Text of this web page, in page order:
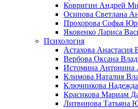
Ковригин Андрей
Осипова Светлана
Прохорова Софья
Яковенко Лариса
Психология
Астахова Анастасия
Вербова Оксана
Истомина Антонина
Климова Наталия
Ключникова Надежда
Красикова Мариам
Литвинова Татьяна